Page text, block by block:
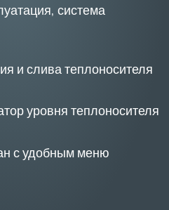
система
и слива теплоносителя
уровня теплоносителя
с удобным меню